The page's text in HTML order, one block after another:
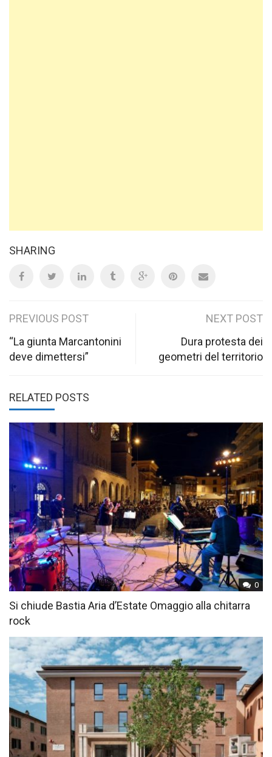
SHARING
Post
navigation
PREVIOUS POST
“La giunta Marcantonini
deve dimettersi”
NEXT POST
Dura protesta dei
geometri del territorio
RELATED POSTS
0
Si chiude Bastia Aria d’Estate Omaggio alla chitarra
rock